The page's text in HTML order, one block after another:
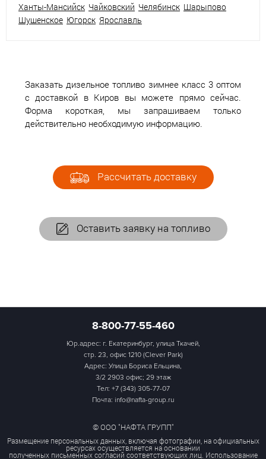
Ханты-Мансийск Чайковский Челябинск Шарыпово
Шушенское Югорск Ярославль
Заказать дизельное топливо зимнее класс 3 оптом
с доставкой в Киров вы можете прямо сейчас.
Форма короткая, мы запрашиваем только
действительно необходимую информацию.
Рассчитать доставку
Оставить заявку на топливо
8-800-77-55-460
Юр.адрес: г. Екатеринбург, улица Ткачей,
стр. 23, офис 1210 (Clever Park)
Адрес: Улица Бориса Ельцина,
3/2 2903 офис; 29 этаж
Тел: +7 (343) 305-77-07
Почта: info@nafta-group.ru
© ООО "НАФТА ГРУПП"
Размещение персональных данных, включая фотографии, на официальных
ресурсах осуществляется на основании
полученных письменных согласий соответствующих лиц. Использование